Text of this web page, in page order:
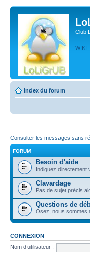
Club
WIKI
Index du forum
Consulter les messages sans
FORUM
Besoin d'aide
Indiquez directement
Clavardage
Pas de sujet précis
Questions de
Osez, nous sommes
CONNEXION
Nom d’utilisateur :